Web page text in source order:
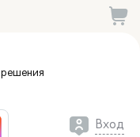
решения
Вход